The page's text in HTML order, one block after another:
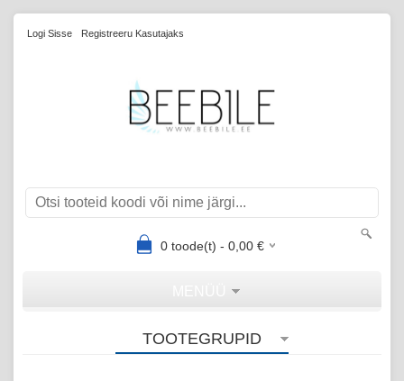
Logi Sisse Registreeru Kasutajaks
0toode(t) - 0,00€
TOOTEGRUPID